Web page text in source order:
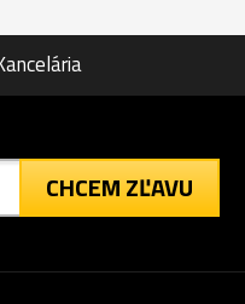
CHCEM ZĽAVU